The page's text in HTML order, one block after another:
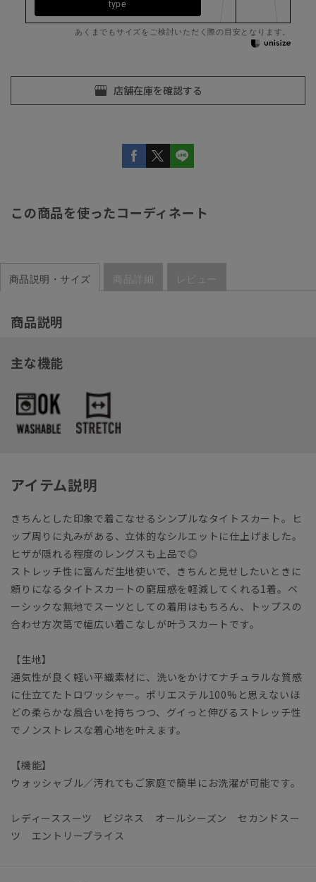
type
あくまでもサイズをご検討いただく際の目安となります。
この商品を使ったコーディネート
商品説明・サイズ 商品詳細 レビュー
商品説明
主な機能
アイテム説明
きちんとした印象で着こなせるシンプルなタイトスカート。ヒ
ップ周りに丸みがある、立体的なシルエットに仕上げました。
ヒザが隠れる程度のレングスも上品で◎
ストレッチ性に富んだ生地使いで、きちんと見せしたいときに
頼りになるタイトスカートの窮屈感を軽減してくれる1着。ベ
ーシックな無地でスーツとしての着用はもちろん、トップスの
合わせ方次第で幅広い着こなしが叶うスカートです。
【生地】
通気性が良く軽い平織素材に、洗いをかけてナチュラルな質感
に仕立てたトロワッシャー。ポリエステル100%と思えないほ
どの柔らかな風合いを持ちつつ、グイっと伸びるストレッチ性
でノンストレスな着心地を叶えます。
【機能】
ウォッシャブル／汚れてもご家庭で簡単にお洗濯が可能です。
レディーススーツ ビジネス オールシーズン セカンドスー
ツ エントリープライス